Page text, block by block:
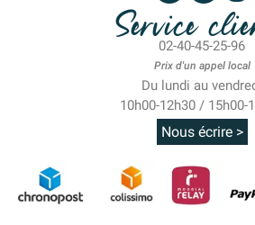
Service
02-40-45-25-96
Prix d'un appel local
Du lundi au
10h00-12h30 / 15h00-
Nous écrire >